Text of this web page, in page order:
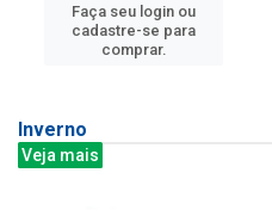
Faça seu login ou
cadastre-se para
comprar.
Inverno
Veja mais